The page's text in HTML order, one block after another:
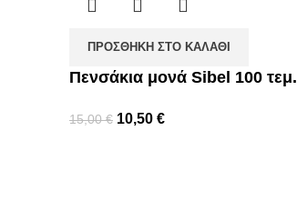
ΠΡΟΣΘΉΚΗ ΣΤΟ ΚΑΛΆΘΙ
Πενσάκια μονά Sibel 100 τεμ.
15,00€ 10,50 €